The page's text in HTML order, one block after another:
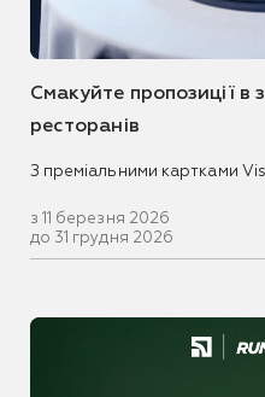
Смакуйте пропозиції в
ресторанів
З преміальними картками
з 11 березня 2026
до 31 грудня 2026